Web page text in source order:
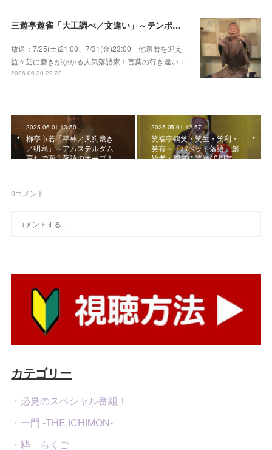
三遊亭遊雀「大工調べ／文違い」～テンポよくたたみかける語り口で人気・実力とも屈指！
放送：7/25(土)21:00、7/31(金)23:00 他還暦を迎え
益々芸に磨きがかかる人気落語家！言葉の行き違い…
2026.06.30 22:23
2025.06.01 13:50
柳亭市若「平林／天狗裁き
／明烏」～アムステルダム
育ちで面白落語のホープ！
2025.05.01 12:57
笑福亭鶴笑・笑生・笑利・
笑有～『パペット落語』創
始者・鶴笑の芸歴40周年…
0コメント
カテゴリー
・必見のスペシャル番組！
・一門 -THE ICHIMON-
・粋 らくご